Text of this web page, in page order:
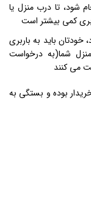
شود، تا درب منزل یا
کمی بیشتر است
خودتان باید به باربری
شما(به درخواست
می کنند
بوده و بستگی به